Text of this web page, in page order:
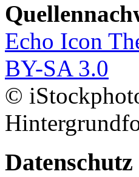
Echo Icon
BY-SA 3.0
©
Datenschutz